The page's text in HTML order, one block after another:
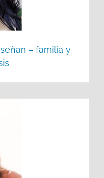
– familia y